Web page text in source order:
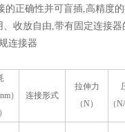
确性并可盲插,高精度的
自由,带有固定连接器
连接器
）
连接形式
拉伸力
（N）
（